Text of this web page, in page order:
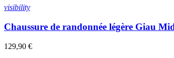
visibility
Chaussure de randonnée légère Giau
129,90 €